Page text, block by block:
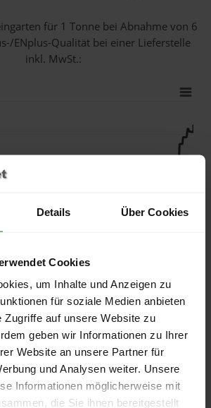
Details Über Cookies
Cookies
um Inhalte und Anzeigen zu
für soziale Medien anbieten
Zugriffe auf unsere Website zu
geben wir Informationen zu Ihrer
Website an unsere Partner für
und Analysen weiter. Unsere
Informationen möglicherweise mit
die Sie ihnen bereitgestellt
für 1 Tonne bei Abnahmevon 6
ENplus-Qualität bei einer Lieferstelle
inkl. MwSt.:
lose Ware Sackware
Januar
2026
Mai
2026
für Holzpellets in Deutschland
auf unsererPelletspreise-Seite
nachvollziehen.